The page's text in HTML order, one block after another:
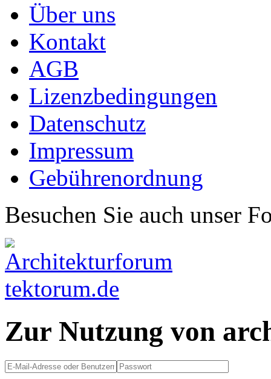
Über uns
Kontakt
AGB
Lizenzbedingungen
Datenschutz
Impressum
Gebührenordnung
Besuchen Sie auch unser
Zur Nutzung von